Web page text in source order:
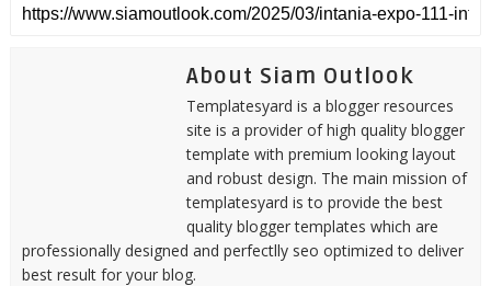
About Siam Outlook
Templatesyard is a blogger resources
site is a provider of high quality blogger
template with premium looking layout
and robust design. The main mission of
templatesyard is to provide the best
quality blogger templates which are
professionally designed and perfectlly seo optimized to deliver
best result for your blog.